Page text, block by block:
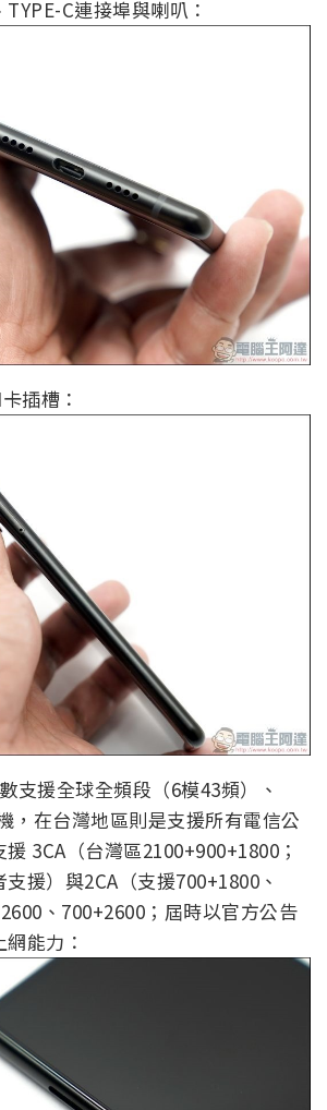
C連接埠與喇叭：
插槽：
支援全球全頻段（6模43頻）、
，在台灣地區則是支援所有電信公
3CA（台灣區2100+900+1800；
援）與2CA（支援700+1800、
、700+2600；屆時以官方公告
能力：